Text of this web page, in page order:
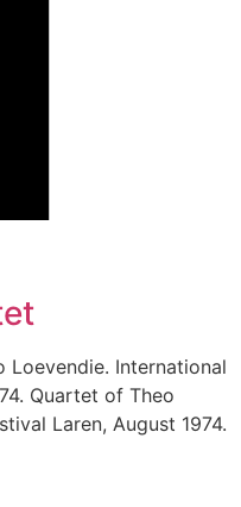
International
Quartet of Theo
Laren, August 1974.